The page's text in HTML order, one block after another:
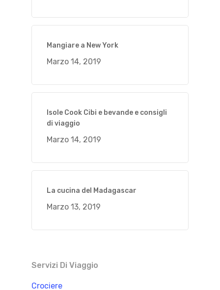
Mangiare a New York
Marzo 14, 2019
Isole Cook Cibi e bevande e consigli
di viaggio
Marzo 14, 2019
La cucina del Madagascar
Marzo 13, 2019
Servizi Di Viaggio
Crociere